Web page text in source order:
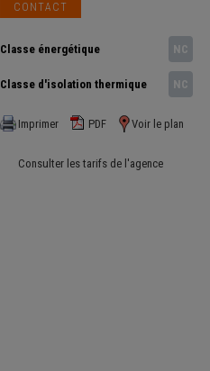
CONTACT
Classe énergétique NC
Classe d'isolation thermique NC
Imprimer PDF Voir le plan
Consulter les tarifs de l'agence